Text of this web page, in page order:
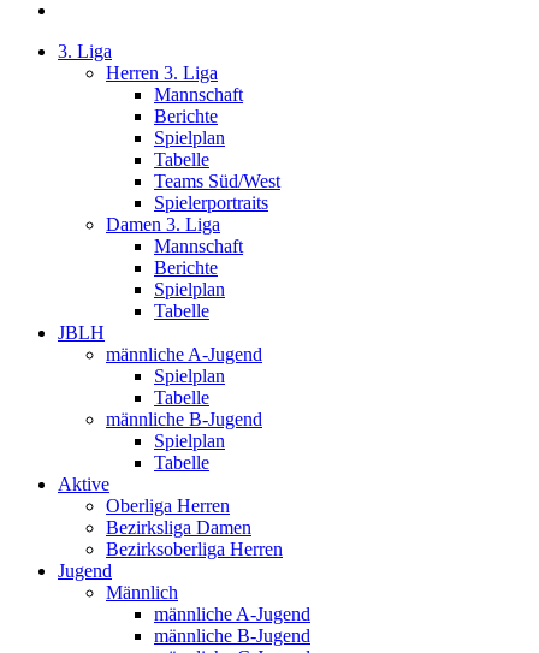
3. Liga
Herren 3. Liga
Mannschaft
Berichte
Spielplan
Tabelle
Teams Süd/West
Spielerportraits
Damen 3. Liga
Mannschaft
Berichte
Spielplan
Tabelle
JBLH
männliche A-Jugend
Spielplan
Tabelle
männliche B-Jugend
Spielplan
Tabelle
Aktive
Oberliga Herren
Bezirksliga Damen
Bezirksoberliga Herren
Jugend
Männlich
männliche A-Jugend
männliche B-Jugend